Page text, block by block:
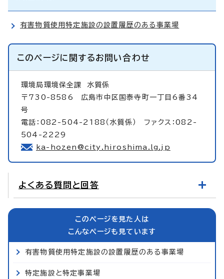
有害物質使用特定施設の設置履歴のある事業場
このページに関するお問い合わせ
環境局環境保全課 水質係
〒730-8586 広島市中区国泰寺町一丁目6番34
号
電話：082-504-2188（水質係） ファクス：082-
504-2229
ka-hozen@city.hiroshima.lg.jp
よくある質問と回答
このページを見た人は
こんなページも見ています
有害物質使用特定施設の設置履歴のある事業場
特定施設と特定事業場